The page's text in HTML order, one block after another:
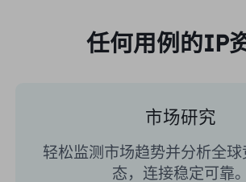
任何用例的IP
市场研究
轻松监测市场趋势并分析全
态，连接稳定可靠。